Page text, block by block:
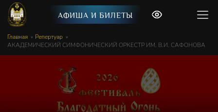
АФИША И БИЛЕТЫ
Главная
Репертуар
АКАДЕМИЧЕСКИЙ СИМФОНИЧЕСКИЙ ОРКЕСТР ИМ. В.И. САФОНОВА